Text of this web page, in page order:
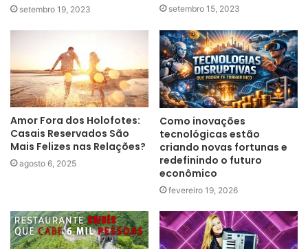
setembro 19, 2023 setembro 15, 2023
Amor Fora dos Holofotes:
Casais Reservados São
Mais Felizes nas Relações?
agosto 6, 2025
Como inovações
tecnológicas estão
criando novas fortunas e
redefinindo o futuro
econômico
fevereiro 19, 2026